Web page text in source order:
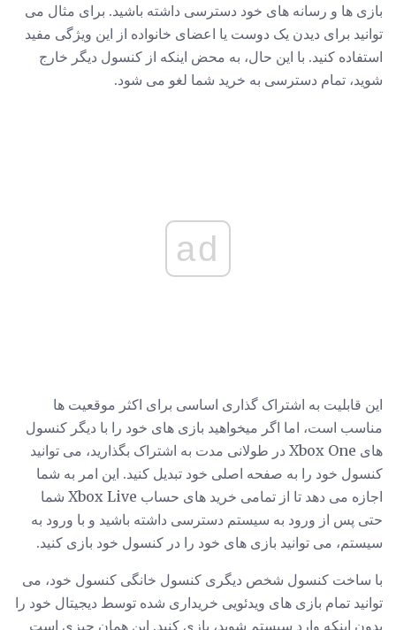
بازی ها و رسانه های خود دسترسی داشته باشید. برای مثال می
توانید برای دیدن یک دوست یا اعضای خانواده از این ویژگی مفید
استفاده کنید. با این حال، به محض اینکه از کنسول دیگر خارج
شوید، تمام دسترسی به خرید شما لغو می شود.
ad
این قابلیت به اشتراک گذاری اساسی برای اکثر موقعیت ها
مناسب است، اما اگر میخواهید بازی های خود را با دیگر کنسول
های Xbox One در طولانی مدت به اشتراک بگذارید، می توانید
کنسول خود را به صفحه اصلی خود تبدیل کنید. این امر به شما
اجازه می دهد تا از تمامی خرید های حساب Xbox Live شما
حتی پس از ورود به سیستم دسترسی داشته باشید و با ورود به
سیستم، می توانید بازی های خود را در کنسول خود بازی کنید.
با ساخت کنسول شخص دیگری کنسول خانگی کنسول خود، می
توانید تمام بازی های ویدئویی خریداری شده توسط دیجیتال خود را
بدون اینکه وارد سیستم شوید، بازی کنید. این همان چیزی است